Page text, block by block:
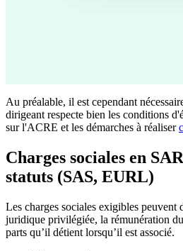
Au préalable, il est cependant
dirigeant respecte bien les conditions
sur l'ACRE et les démarches à réaliser
Charges sociales en
statuts (SAS, EURL)
Les charges sociales exigibles peuvent
juridique privilégiée, la rémunération
parts qu’il détient lorsqu’il est associé.